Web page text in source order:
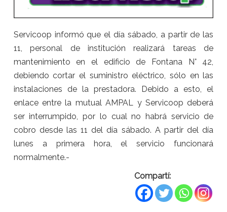
Servicoop informó que el día sábado, a partir de las
11, personal de institución realizará tareas de
mantenimiento en el edificio de Fontana N° 42,
debiendo cortar el suministro eléctrico, sólo en las
instalaciones de la prestadora. Debido a esto, el
enlace entre la mutual AMPAL y Servicoop deberá
ser interrumpido, por lo cual no habrá servicio de
cobro desde las 11 del día sábado. A partir del día
lunes a primera hora, el servicio funcionará
normalmente.-
Compartí: